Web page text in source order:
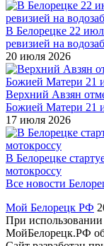
В Белорецке 22
ревизией на
20 июля 2026
Верхний Авзян
Божией Матери 21
17 июля 2026
В Белорецке
мотокроссу
Все новости
Мой Белорецк РФ
При использовании
МойБелорецк.РФ